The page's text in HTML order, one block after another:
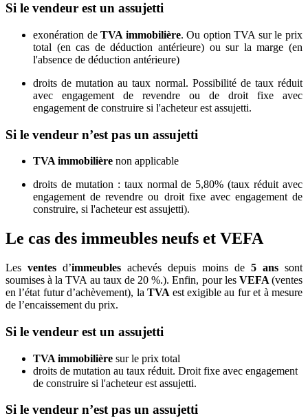
Si le vendeur est un assujetti
exonération deTVA immobilière. Ou option TVA sur le prix
total (en cas de déduction antérieure) ou sur la marge (en
l'absence de déduction antérieure)
droits de mutation au taux normal. Possibilité de taux réduit
avec engagement de revendre ou de droit fixe avec
engagement de construire si l'acheteur est assujetti.
Si le vendeur n’est pas un assujetti
TVA immobilière non applicable
droits de mutation : taux normal de 5,80% (taux réduit avec
engagement de revendre ou droit fixe avec engagement de
construire, si l'acheteur est assujetti).
Le cas des immeubles neufs et VEFA
Les ventes d’immeubles achevés depuis moins de 5 ans sont
soumises à la TVA au taux de 20 %.). Enfin, pour les VEFA(ventes
en l’état futur d’achèvement), laTVA est exigible au fur et à mesure
de l’encaissement du prix.
Si le vendeur est un assujetti
TVA immobilière sur le prix total
droits de mutation au taux réduit. Droit fixe avec engagement
de construire si l'acheteur est assujetti.
Si le vendeur n’est pas un assujetti